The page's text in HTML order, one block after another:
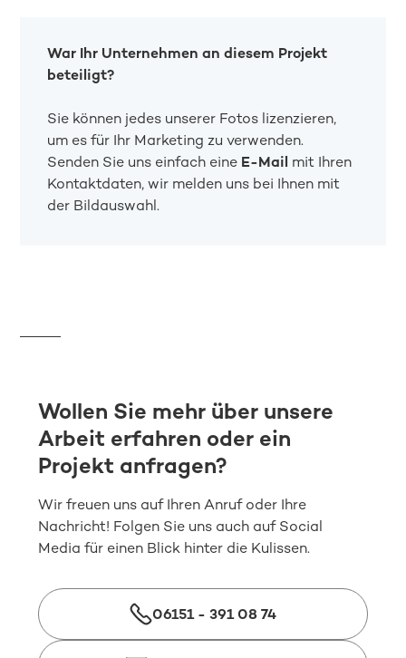
War Ihr Unternehmen an diesem Projekt
beteiligt?
Sie können jedes unserer Fotos lizenzieren,
um es für Ihr Marketing zu verwenden.
Senden Sie uns einfach eine E-Mail mit Ihren
Kontaktdaten, wir melden uns bei Ihnen mit
der Bildauswahl.
Wollen Sie mehr über unsere
Arbeit erfahren oder ein
Projekt anfragen?
Wir freuen uns auf Ihren Anruf oder Ihre
Nachricht! Folgen Sie uns auch auf Social
Media für einen Blick hinter die Kulissen.
06151 - 391 08 74